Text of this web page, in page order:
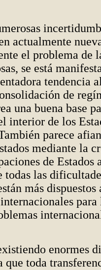
actualmente
el problema de
se está
tendencia
de
una buena base
interior de los
parece
mediante la
de Estados
todas las
más
enormes
toda